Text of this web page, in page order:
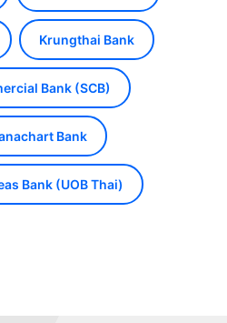
Krungthai Bank
Bank (SCB)
Bank
Bank (UOB Thai)